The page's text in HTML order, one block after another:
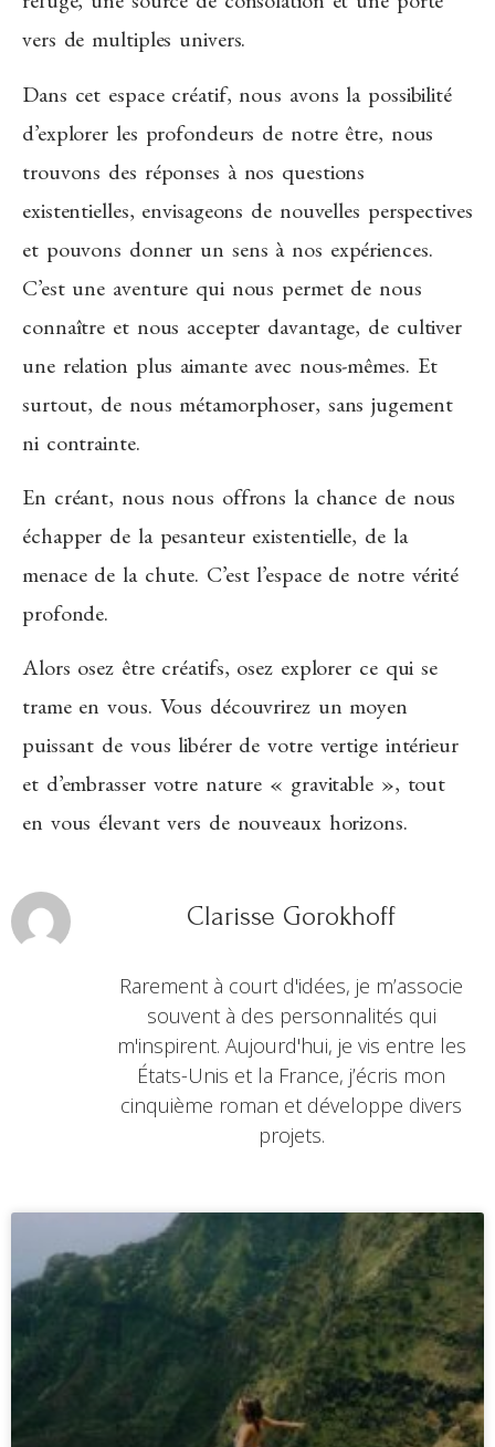
vers de multiples univers.
Dans cet espace créatif, nous avons la possibilité
d’explorer les profondeurs de notre être, nous
trouvons des réponses à nos questions
existentielles, envisageons de nouvelles perspectives
et pouvons donner un sens à nos expériences.
C’est une aventure qui nous permet de nous
connaître et nous accepter davantage, de cultiver
une relation plus aimante avec nous-mêmes. Et
surtout, de nous métamorphoser, sans jugement
ni contrainte.
En créant, nous nous offrons la chance de nous
échapper de la pesanteur existentielle, de la
menace de la chute. C’est l’espace de notre vérité
profonde.
Alors osez être créatifs, osez explorer ce qui se
trame en vous. Vous découvrirez un moyen
puissant de vous libérer de votre vertige intérieur
et d’embrasser votre nature « gravitable », tout
en vous élevant vers de nouveaux horizons.
Clarisse Gorokhoff
Rarement à court d'idées, je m’associe
souvent à des personnalités qui
m'inspirent. Aujourd'hui, je vis entre les
États-Unis et la France, j’écris mon
cinquième roman et développe divers
projets.